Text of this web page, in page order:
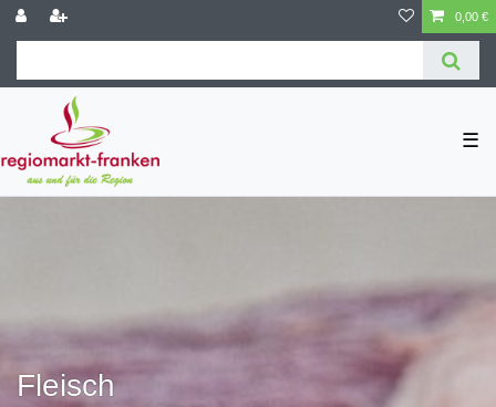
0,00 €
☰
Fleisch